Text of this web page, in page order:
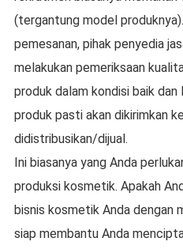
(tergantung model
pemesanan, pihak penyedia
melakukan pemeriksaan
produk dalam kondisi baik dan
produk pasti akan dikirimkan
didistribusikan/dijual.
Ini biasanya yang Anda
produksi kosmetik. Apakah
bisnis kosmetik Anda dengan
siap membantu Anda